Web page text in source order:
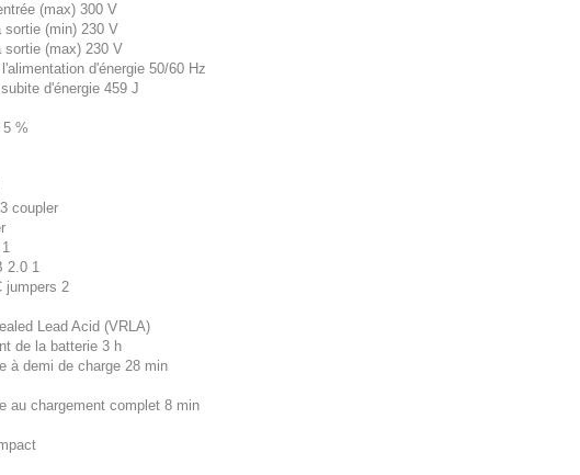
(max) 300 V
sortie (min) 230 V
sortie (max) 230 V
d'énergie 50/60 Hz
d'énergie 459 J
5 %
coupler
1
2.0 1
jumpers 2
Lead Acid (VRLA)
de la batterie 3 h
à demi de charge 28 min
au chargement complet 8 min